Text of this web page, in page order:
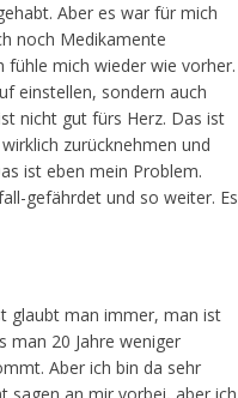
Aber es war für mich
noch Medikamente
fühle mich wieder wie vorher.
einstellen, sondern auch
nicht gut fürs Herz. Das ist
zurücknehmen und
ist eben mein Problem.
gefährdet und so weiter. Es
glaubt man immer, man ist
man 20 Jahre weniger
Aber ich bin da sehr